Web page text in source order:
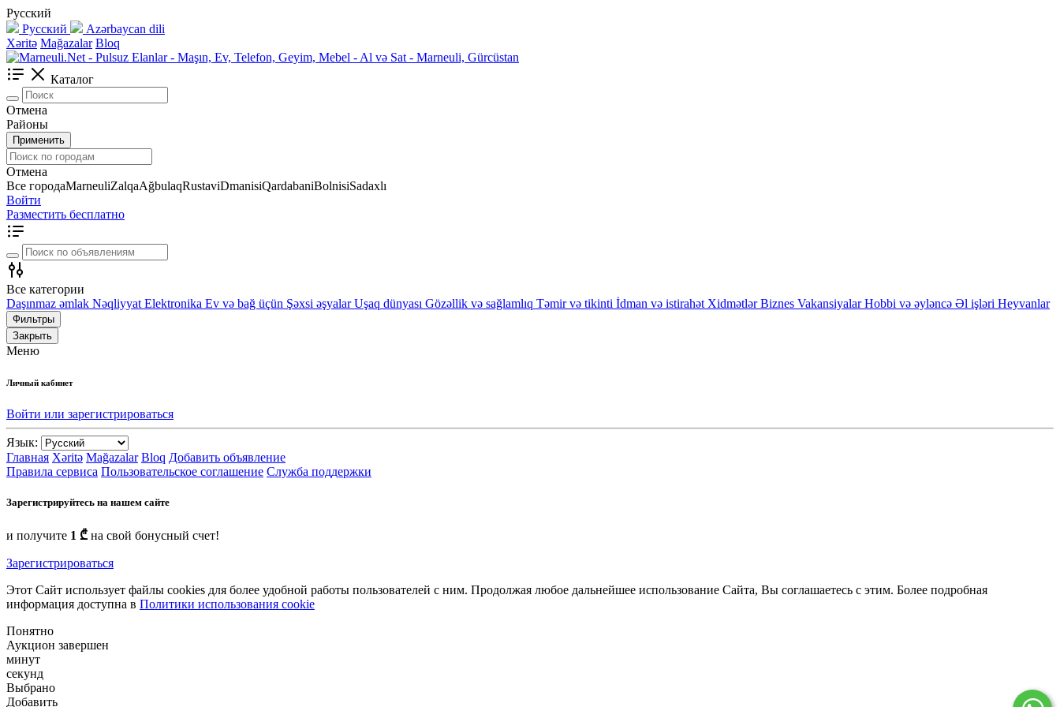
Русский
Русский
Azərbaycan dili
Xəritə Mağazalar Bloq
Каталог
Отмена
Районы
Применить
Отмена
Все городаMarneuliZalqaAğbulaqRustaviDmanisiQardabaniBolnisiSadaxlı
Войти
Разместить бесплатно
Все категории
Daşınmaz əmlak Nəqliyyat Elektronika Ev və bağ üçün Şəxsi əşyalar Uşaq dünyası Gözəllik və sağlamlıq Təmir və tikinti İdman və istirahət Xidmətlər Biznes Vakansiyalar Hobbi və əyləncə Əl işləri Heyvanlar
Фильтры
Закрыть
Меню
Личный кабинет
Войти или зарегистрироваться
Язык:
Главная Xəritə Mağazalar Bloq Добавить объявление
Правила сервиса Пользовательское соглашение Служба поддержки
Зарегистрируйтесь на нашем сайте
и получите 1 ₾ на свой бонусный счет!
Зарегистрироваться
Этот Сайт использует файлы cookies для более удобной работы пользователей с ним. Продолжая любое дальнейшее использование Сайта, Вы соглашаетесь с этим. Более подробная
информация доступна в Политики использования cookie
Понятно
Аукцион завершен
минут
секунд
Выбрано
Добавить